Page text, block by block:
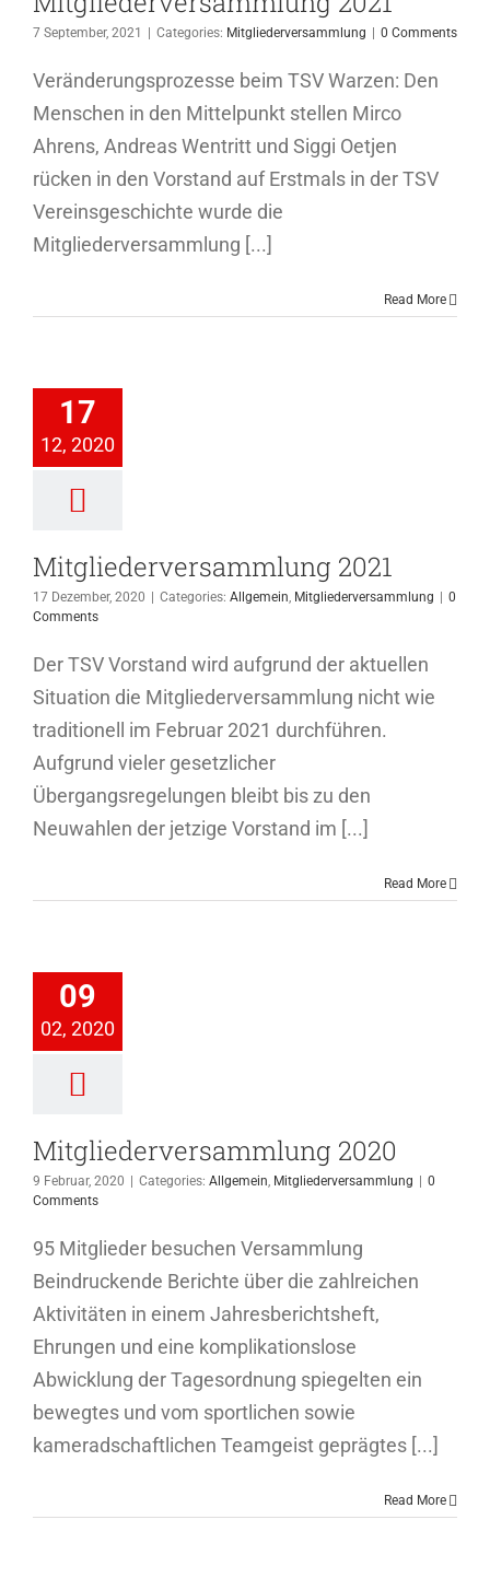
7 September, 2021 Categories: Mitgliederversammlung 0 Comments
Veränderungsprozesse beim TSV Warzen: Den
Menschen in den Mittelpunkt stellen Mirco
Ahrens, Andreas Wentritt und Siggi Oetjen
rücken in den Vorstand auf Erstmals in der TSV
Vereinsgeschichte wurde die
Mitgliederversammlung [...]
Read More
17
12, 2020
Mitgliederversammlung 2021
17 Dezember, 2020 Categories: Allgemein, Mitgliederversammlung
0
Comments
Der TSV Vorstand wird aufgrund der aktuellen
Situation die Mitgliederversammlung nicht wie
traditionell im Februar 2021 durchführen.
Aufgrund vieler gesetzlicher
Übergangsregelungen bleibt bis zu den
Neuwahlen der jetzige Vorstand im [...]
Read More
09
02, 2020
Mitgliederversammlung 2020
9 Februar, 2020 Categories: Allgemein, Mitgliederversammlung
0
Comments
95 Mitglieder besuchen Versammlung
Beindruckende Berichte über die zahlreichen
Aktivitäten in einem Jahresberichtsheft,
Ehrungen und eine komplikationslose
Abwicklung der Tagesordnung spiegelten ein
bewegtes und vom sportlichen sowie
kameradschaftlichen Teamgeist geprägtes [...]
Read More